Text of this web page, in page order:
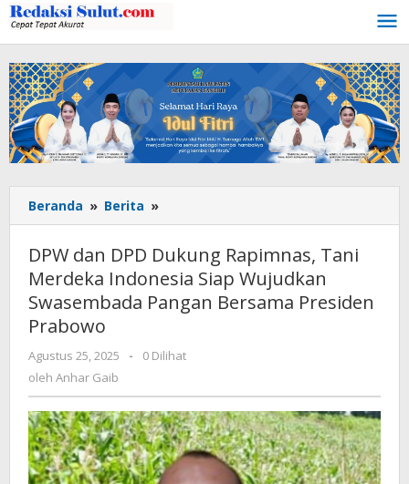
Lewati
ke
konten
Beranda » Berita »
dan
DPD
Dukung
Rapimnas,
Tani
Siap
Swasembada
Pangan
Bersama
Presiden
Prabowo
DPW dan DPD Dukung Rapimnas, Tani
Merdeka Indonesia Siap Wujudkan
Swasembada Pangan Bersama Presiden
Prabowo
Agustus 25, 2025
oleh
-
0 Dilihat
oleh Anhar Gaib